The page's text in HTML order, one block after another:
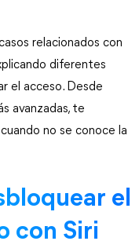
diferentes
el acceso. Desde
avanzadas, te
no se conoce la
el
con Siri